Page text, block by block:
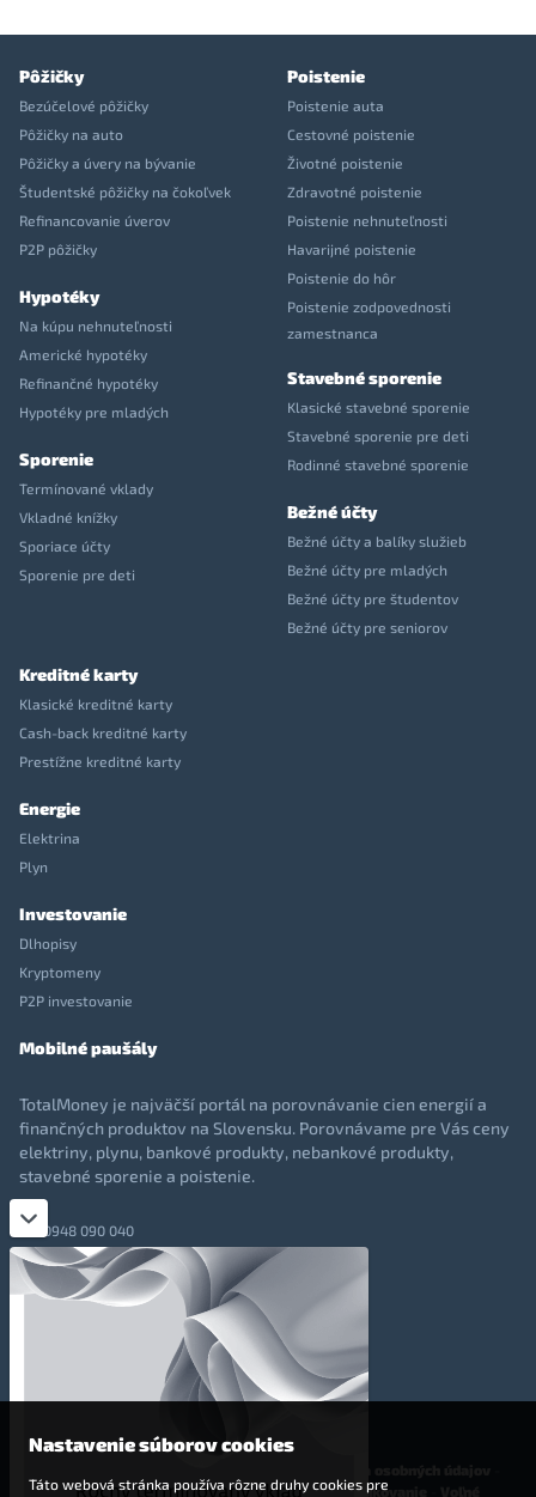
Pôžičky
Bezúčelové pôžičky
Pôžičky na auto
Pôžičky a úvery na bývanie
Študentské pôžičky na čokoľvek
Refinancovanie úverov
P2P pôžičky
Hypotéky
Na kúpu nehnuteľnosti
Americké hypotéky
Refinančné hypotéky
Hypotéky pre mladých
Sporenie
Termínované vklady
Vkladné knížky
Sporiace účty
Sporenie pre deti
Poistenie
Poistenie auta
Cestovné poistenie
Životné poistenie
Zdravotné poistenie
Poistenie nehnuteľnosti
Havarijné poistenie
Poistenie do hôr
Poistenie zodpovednosti
zamestnanca
Stavebné sporenie
Klasické stavebné sporenie
Stavebné sporenie pre deti
Rodinné stavebné sporenie
Bežné účty
Bežné účty a balíky služieb
Bežné účty pre mladých
Bežné účty pre študentov
Bežné účty pre seniorov
Kreditné karty
Klasické kreditné karty
Cash-back kreditné karty
Prestížne kreditné karty
Energie
Elektrina
Plyn
Investovanie
Dlhopisy
Kryptomeny
P2P investovanie
Mobilné paušály
TotalMoney je najväčší portál na porovnávanie cien energií a
finančných produktov na Slovensku. Porovnávame pre Vás ceny
elektriny, plynu, bankové produkty, nebankové produkty,
stavebné sporenie a poistenie.
0948 090 040
+421 948 090 051
info@totalmoney.sk
Levočská 866, Poprad, 058 01
Cookies-Nastavenia cookies -Finančné sprostredkovanie
Nastavenie súborov cookies
Táto webová stránka používa rôzne druhy cookies pre